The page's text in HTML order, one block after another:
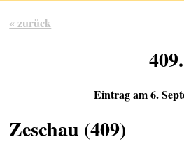
« zurück
409.
Eintrag am 6.
Zeschau (409)